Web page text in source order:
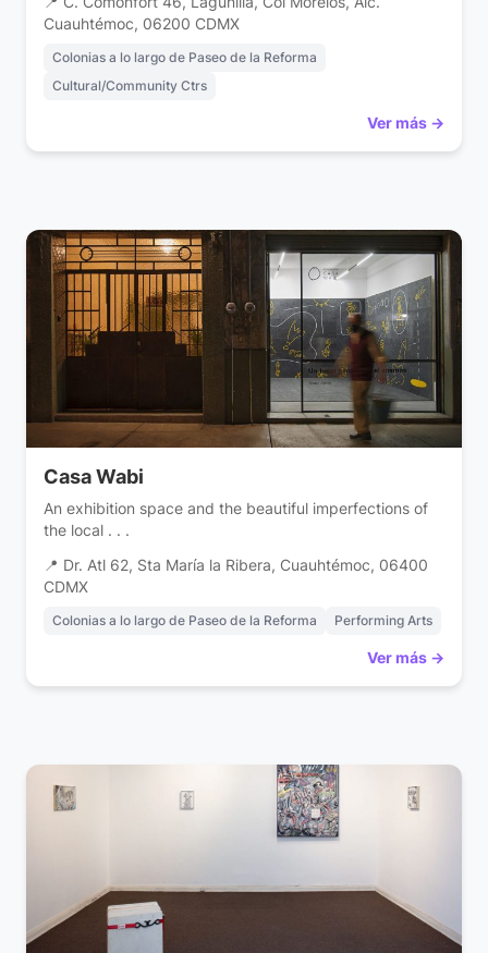
Cuauhtémoc, 06200 CDMX
Colonias a lo largo de Paseo de la Reforma
Cultural/Community Ctrs
Ver más →
Casa Wabi
An exhibition space and the beautiful imperfections of
the local . . .
📍 Dr. Atl 62, Sta María la Ribera, Cuauhtémoc, 06400
CDMX
Colonias a lo largo de Paseo de la Reforma Performing Arts
Ver más →